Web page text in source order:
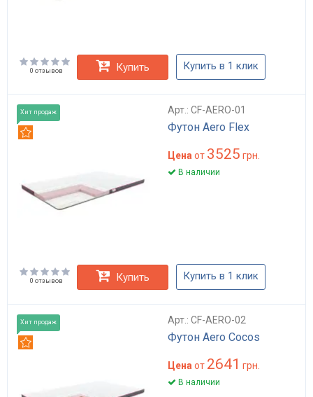
0 отзывов Купить Купить в 1 клик
Хит продаж Арт.: CF-AERO-01
Футон Aero Flex
Цена от 3525 грн.
В наличии
0 отзывов Купить Купить в 1 клик
Хит продаж Арт.: CF-AERO-02
Футон Aero Cocos
Цена от 2641 грн.
В наличии